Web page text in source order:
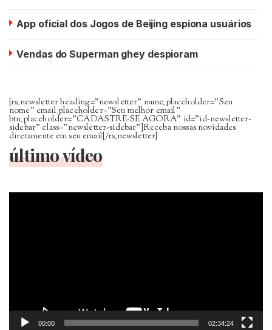
App oficial dos Jogos de Beijing espiona usuários
Vendas do Superman ghey despioram
[rs_newsletter heading=”newsletter” name_placeholder=”Seu
nome” email_placeholder=”Seu melhor email”
btn_placeholder=”CADASTRE-SE AGORA” id=”id-newsletter-
sidebar” class=”newsletter-sidebar”]Receba nossas novidades
diretamente em seu email[/rs_newsletter]
último vídeo
Tocador
00:00 02:34:24